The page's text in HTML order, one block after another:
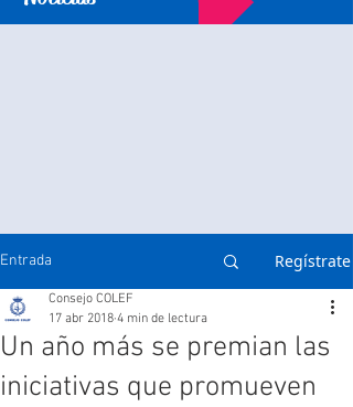
Entrada Regístrate
Un año más se premian las
iniciativas que promueven
Consejo COLEF
17 abr 2018 4 min de lectura